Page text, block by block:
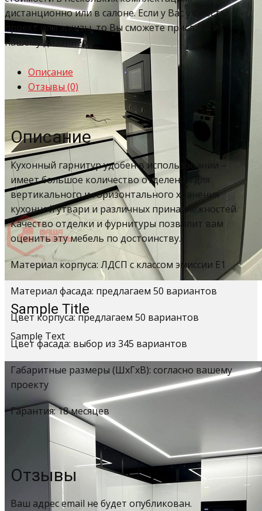
Sample Title
Sample Text
дистанционно или в салоне. Если у Вас уже есть
проект или эскизы, то Вы сможете прислать их
нашему дизайнеру.
Описание
Отзывы (0)
Описание
Кухонный гарнитур удобен в использовании –
имеет большое количество отделений для
вертикального и горизонтального хранения
кухонной утвари и различных принадлежностей.
Качество отделки и фурнитуры позволит вам
оценить эту мебель по достоинству.
Материал корпуса: ЛДСП с классом эмиссии Е1
Материал фасада: предлагаем 50 вариантов
Цвет корпуса: предлагаем 50 вариантов
Цвет фасада: выбор из 345 вариантов
Габаритные размеры (ШхГхВ): согласно вашему
проекту
Гарантия: 18 месяцев
Отзывы
Ваш адрес email не будет опубликован.